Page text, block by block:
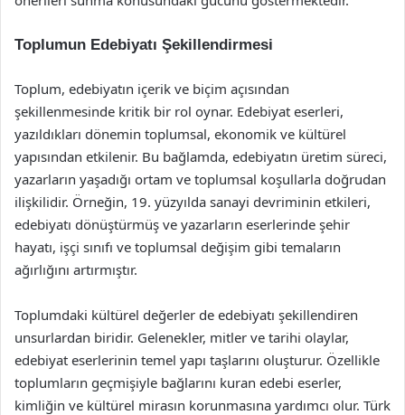
Toplumun Edebiyatı Şekillendirmesi
Toplum, edebiyatın içerik ve biçim açısından
şekillenmesinde kritik bir rol oynar. Edebiyat eserleri,
yazıldıkları dönemin toplumsal, ekonomik ve kültürel
yapısından etkilenir. Bu bağlamda, edebiyatın üretim süreci,
yazarların yaşadığı ortam ve toplumsal koşullarla doğrudan
ilişkilidir. Örneğin, 19. yüzyılda sanayi devriminin etkileri,
edebiyatı dönüştürmüş ve yazarların eserlerinde şehir
hayatı, işçi sınıfı ve toplumsal değişim gibi temaların
ağırlığını artırmıştır.
Toplumdaki kültürel değerler de edebiyatı şekillendiren
unsurlardan biridir. Gelenekler, mitler ve tarihi olaylar,
edebiyat eserlerinin temel yapı taşlarını oluşturur. Özellikle
toplumların geçmişiyle bağlarını kuran edebi eserler,
kimliğin ve kültürel mirasın korunmasına yardımcı olur. Türk